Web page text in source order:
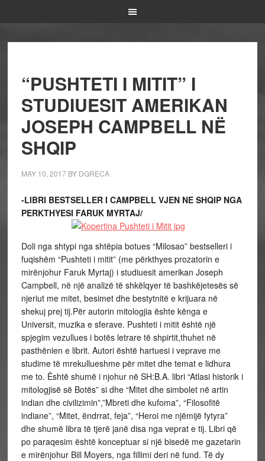
“PUSHTETI I MITIT” I
STUDIUESIT AMERIKAN
JOSEPH CAMPBELL NË
SHQIP
MAY 10, 2017BY DGRECA
-LIBRI BESTSELLER I CAMPBELL VJEN NE SHQIP NGA
PERKTHYESI FARUK MYRTAJ/
Doli nga shtypi nga shtëpia botues “Milosao” bestselleri i
fuqishëm “Pushteti i mitit” (me përkthyes prozatorin e
mirënjohur Faruk Myrtaj) i studiuesit amerikan Joseph
Campbell, në një analizë të shkëlqyer të bashkëjetesës së
njeriut me mitet, besimet dhe bestytnitë e krijuara në
shekuj prej tij.Për autorin mitologjia ështe kënga e
Universit, muzika e sferave. Pushteti i mitit është një
spjegim vezullues i botës letrare të shpirtit,thuhet në
pasthënien e librit. Autori është hartuesi i veprave me
studime të mrekullueshme për mitet dhe temat e lidhura
me to. Është shumë i njohur në SH:B.A. libri “Atlasi historik i
mitologjisë së Botës” si dhe “Mitet dhe simbolet në artin
indian dhe civilizimin”,”Mbreti dhe kufoma”, “Filosofitë
indiane”, “Mitet, ëndrrat, feja”, “Heroi me njëmijë fytyra”
dhe shumë libra të tjerë janë disa nga veprat e tij. Libri që
po paraqesim është konceptuar si një bisedë me gazetarin
e mirënjohur Bill Moyers, nga fillimi deri në fund. Të dy